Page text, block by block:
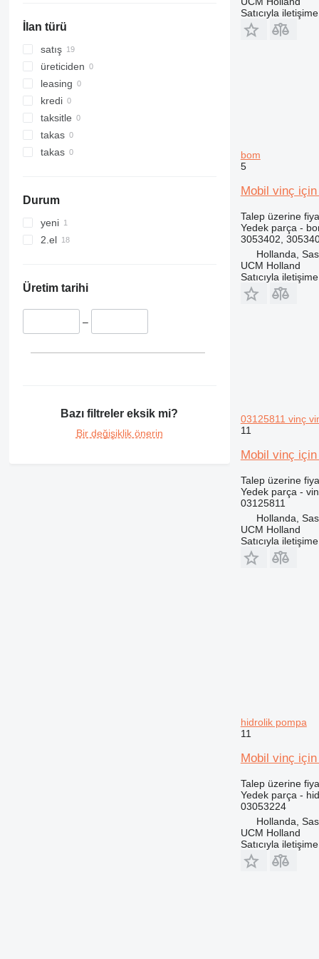
İlan türü
satış
üreticiden
leasing
kredi
taksitle
takas
takas
Durum
yeni
2.el
Üretim tarihi
–
Bazı filtreler eksik mi?
Bir değişiklik önerin
Satıcıyla
bom
5
Mobil vinç
Talep üzerine
Yedek parça -
3053402,
Hollanda,
UCM Holland
Satıcıyla
03125811 vinç
11
Mobil vinç
Talep üzerine
Yedek parça -
03125811
Hollanda,
UCM Holland
Satıcıyla
hidrolik pompa
11
Mobil vinç
Talep üzerine
Yedek parça -
03053224
Hollanda,
UCM Holland
Satıcıyla